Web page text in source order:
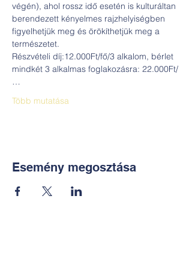
végén), ahol rossz idő esetén is kulturáltan
berendezett kényelmes rajzhelyiségben
figyelhetjük meg és örökíthetjük meg a
természetet.
Részvételi díj:12.000Ft/fő/3 alkalom, bérlet
mindkét 3 alkalmas foglakozásra: 22.000Ft/
…
Több mutatása
Esemény megosztása